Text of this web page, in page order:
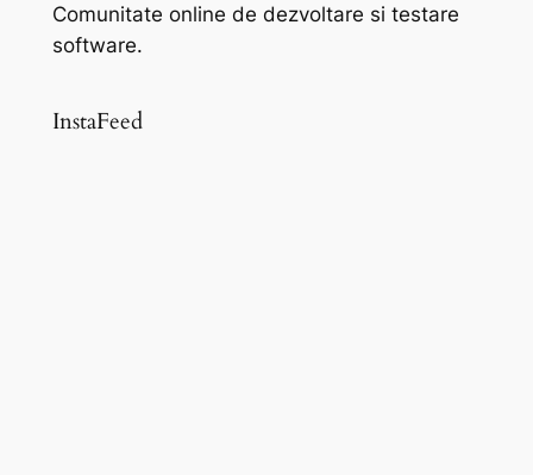
Comunitate online de dezvoltare si testare
software.
InstaFeed